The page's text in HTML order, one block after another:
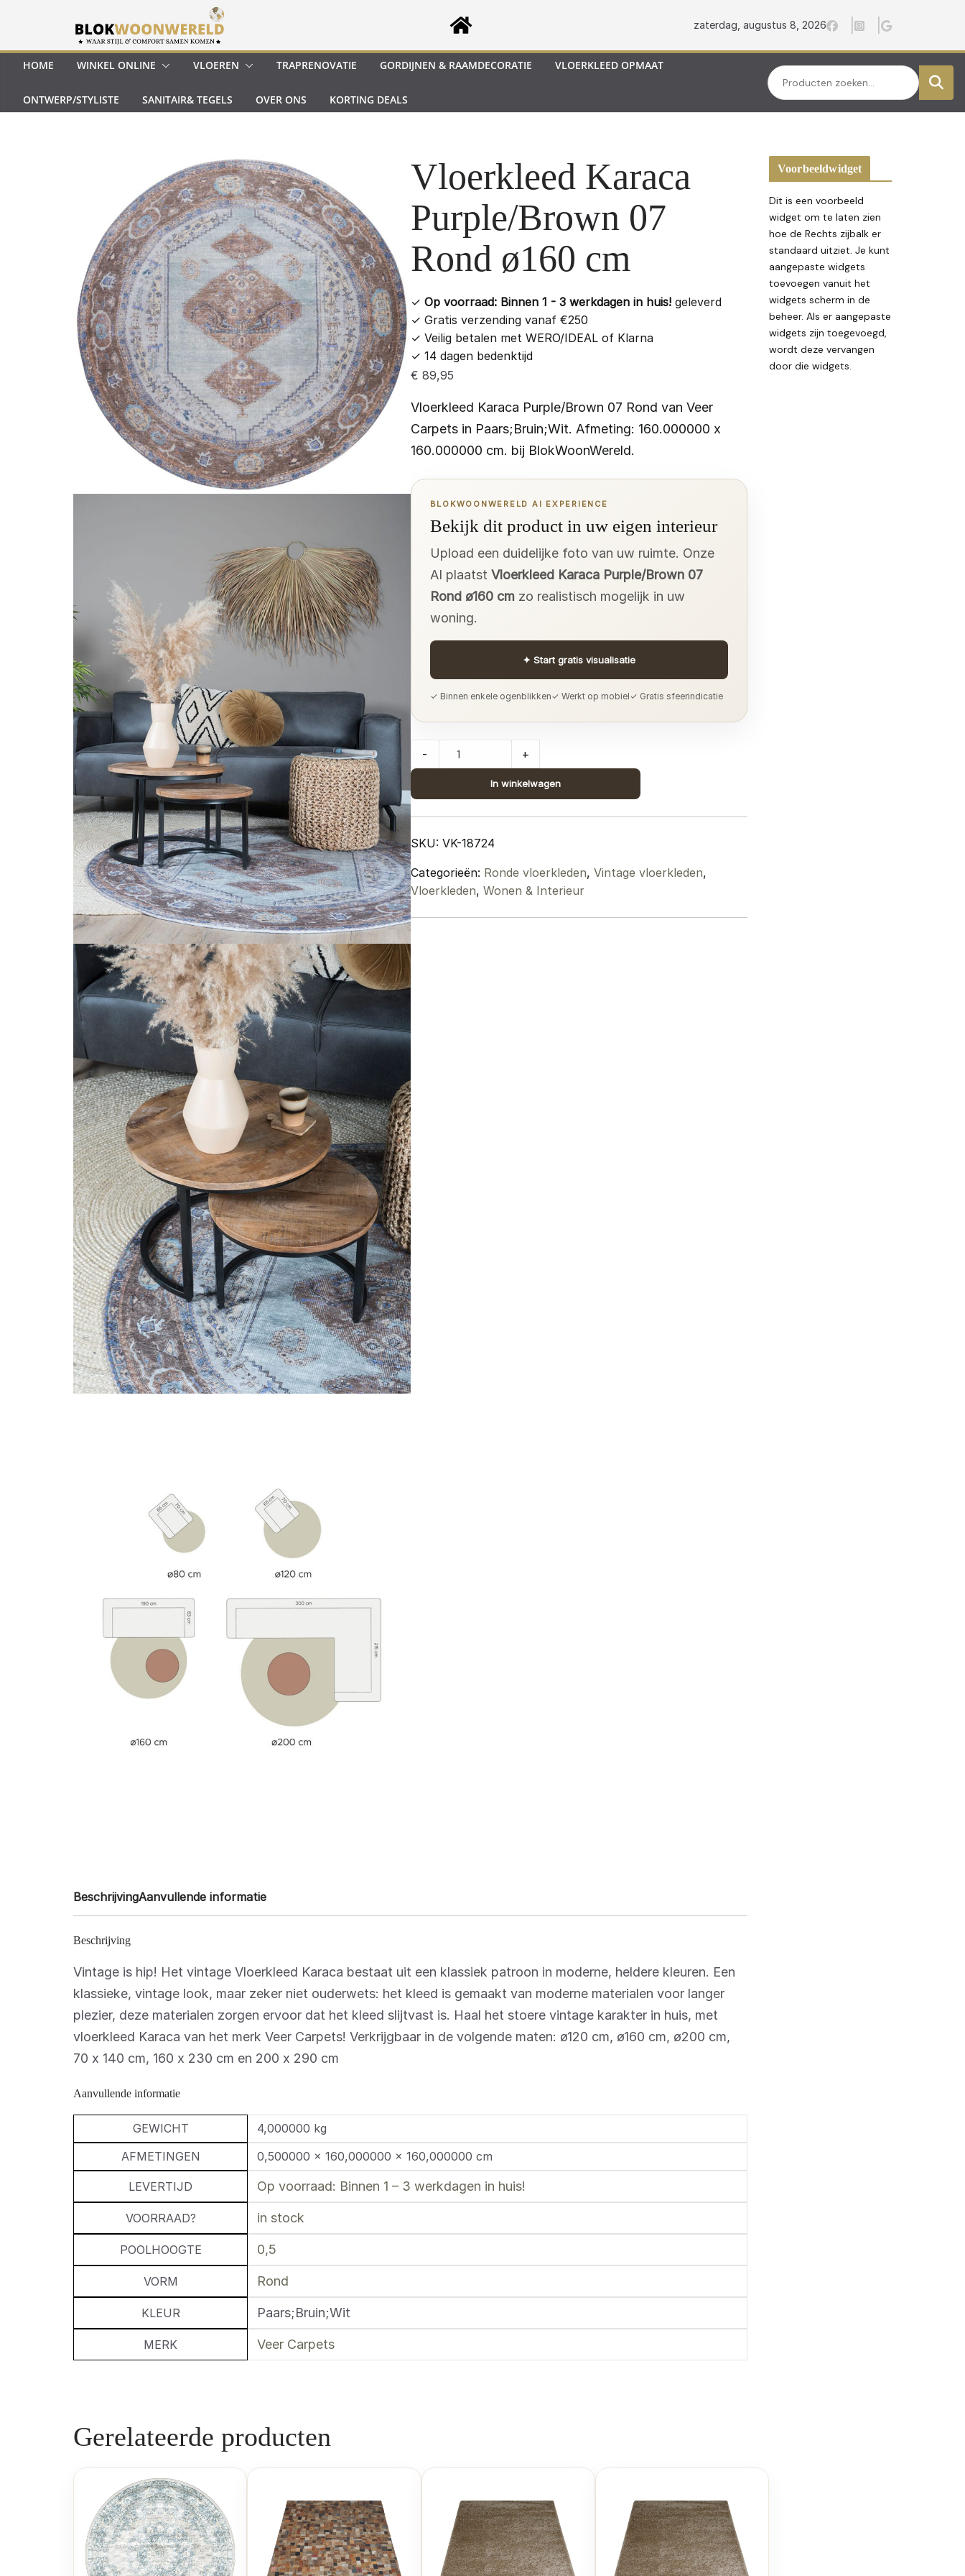
inhoud
zaterdag, augustus 8, 2026
HOME WINKEL ONLINE VLOEREN TRAPRENOVATIE GORDIJNEN & RAAMDECORATIE VLOERKLEED OPMAAT
ONTWERP/STYLISTE SANITAIR& TEGELS OVER ONS KORTING DEALS
Zoeken
Vloerkleed Karaca
Purple/Brown 07
Rond ø160 cm
✓ Op voorraad: Binnen 1 - 3 werkdagen in huis!geleverd
✓ Gratis verzending vanaf €250
✓ Veilig betalen met WERO/IDEAL of Klarna
✓ 14 dagen bedenktijd
€ 89,95
Vloerkleed Karaca Purple/Brown 07 Rond van Veer
Carpets in Paars;Bruin;Wit. Afmeting: 160.000000 x
160.000000 cm. bij BlokWoonWereld.
BLOKWOONWERELD AI EXPERIENCE
Bekijk dit product in uw eigen interieur
Upload een duidelijke foto van uw ruimte. Onze
AI plaatst Vloerkleed Karaca Purple/Brown 07
Rond ø160 cmzo realistisch mogelijk in uw
woning.
✦ Start gratis visualisatie
✓ Binnen enkele ogenblikken✓ Werkt op mobiel✓ Gratis sfeerindicatie
Vloerkleed
Karaca
07
Rond
ø160
cm
quantity
- +
In winkelwagen
SKU: VK-18724
Categorieën: Ronde vloerkleden, Vintage vloerkleden,
Vloerkleden, Wonen & Interieur
BeschrijvingAanvullende informatie
Beschrijving
Vintage is hip! Het vintage Vloerkleed Karaca bestaat uit een klassiek patroon in moderne, heldere kleuren. Een
klassieke, vintage look, maar zeker niet ouderwets: het kleed is gemaakt van moderne materialen voor langer
plezier, deze materialen zorgen ervoor dat het kleed slijtvast is. Haal het stoere vintage karakter in huis, met
vloerkleed Karaca van het merk Veer Carpets! Verkrijgbaar in de volgende maten: ø120 cm, ø160 cm, ø200 cm,
70 x 140 cm, 160 x 230 cm en 200 x 290 cm
Aanvullende informatie
GEWICHT
4,000000 kg
AFMETINGEN
0,500000 × 160,000000 × 160,000000 cm
LEVERTIJD Op voorraad: Binnen 1 – 3 werkdagen in huis!
VOORRAAD? in stock
POOLHOOGTE 0,5
VORM Rond
KLEUR Paars;Bruin;Wit
MERK Veer Carpets
Gerelateerde producten
Voorbeeldwidget
Dit is een voorbeeld
widget om te laten zien
hoe de Rechts zijbalk er
standaard uitziet. Je kunt
aangepaste widgets
toevoegen vanuit het
widgets scherm in de
beheer. Als er aangepaste
widgets zijn toegevoegd,
wordt deze vervangen
door die widgets.